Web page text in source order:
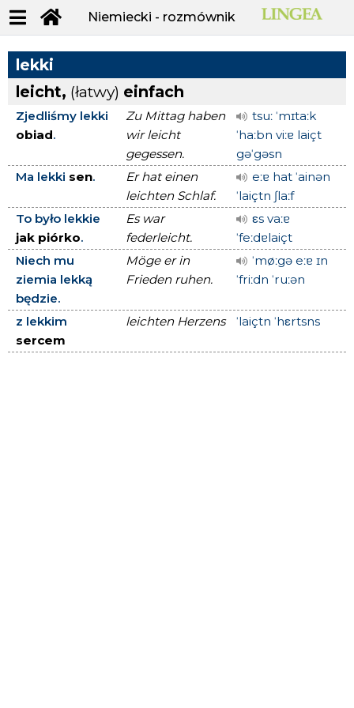
Niemiecki - rozmównik
lekki
leicht, (łatwy) einfach
Zjedliśmy lekki
obiad.
Zu Mittag haben
wir leicht
gegessen.
tsuː ˈmɪtaːk
ˈhaːbn viːɐ laiçt
gəˈgəsn
Ma lekki sen.
Er hat einen
leichten Schlaf.
eːɐ hat ˈainən
ˈlaiçtn ʃlaːf
To było lekkie
jak piórko.
Es war
federleicht.
εs vaːɐ
ˈfeːdɐlaiçt
Niech mu
ziemia lekką
będzie.
Möge er in
Frieden ruhen.
ˈmøːgə eːɐ ɪn
ˈfriːdn ˈruːən
z lekkim
sercem
leichten Herzens ˈlaiçtn ˈhεrtsns